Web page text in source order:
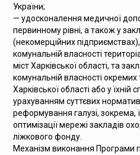
України;
— удосконалення медичної
первинному рівні, а також у
(некомерційних
комунальній власності
міст Харківської області, та
комунальній власності
Харківської області або у їхній
урахуванням суттєвих
реформування галузі, зокрема,
оптимізації мережі закладів
ліжкового фонду.
Механізм виконання Програми